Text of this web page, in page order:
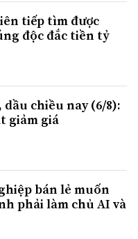
tiếp tìm được
độc đắc tiền tỷ
dầu chiều nay (6/8):
giảm giá
bán lẻ muốn
phải làm chủ AI và